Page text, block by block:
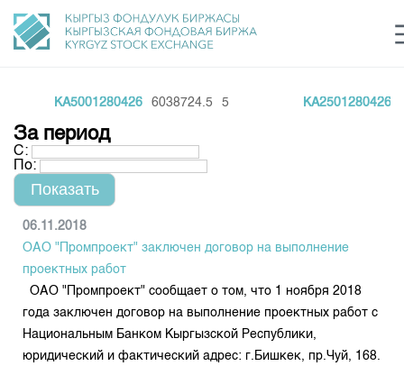
Финансовый рынок KG
О нас
Общая информация
Акционеры
Руководство
Внутренний аудитор
Направления
Товарно-сырьевой сектор
Листинг
Центр раскрытия информации
Тарифы
Нормативная база
Биржевая деятельность
Депозитарная деятельность
Статистика торгов
Итоги последних торгов
Учебный центр
KA5001280426 6038724.5 5 KA2501280426
За период
С:
По:
06.11.2018
ОАО "Промпроект" заключен договор на выполнение
проектных работ
ОАО "Промпроект" сообщает о том, что 1 ноября 2018
года заключен договор на выполнение проектных работ с
Национальным Банком Кыргызской Республики,
юридический и фактический адрес: г.Бишкек, пр.Чуй, 168.